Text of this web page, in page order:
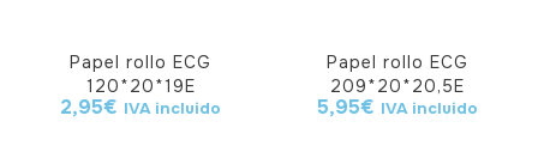
Papel rollo ECG
120*20*19E
2,95€ IVA incluido
Papel rollo ECG
209*20*20,5E
5,95€ IVA incluido